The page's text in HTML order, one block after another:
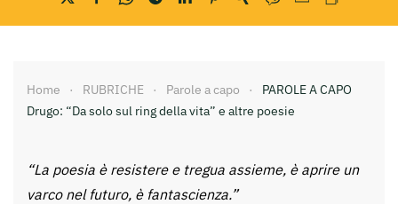
Home RUBRICHE Parole a capo
PAROLE A CAPO
Drugo: “Da solo sul ring della vita” e altre poesie
“La poesia è resistere e tregua assieme, è aprire un
varco nel futuro, è fantascienza.”